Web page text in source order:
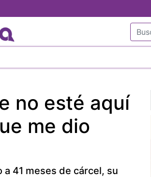
no esté aquí
me dio
41 meses de cárcel, su